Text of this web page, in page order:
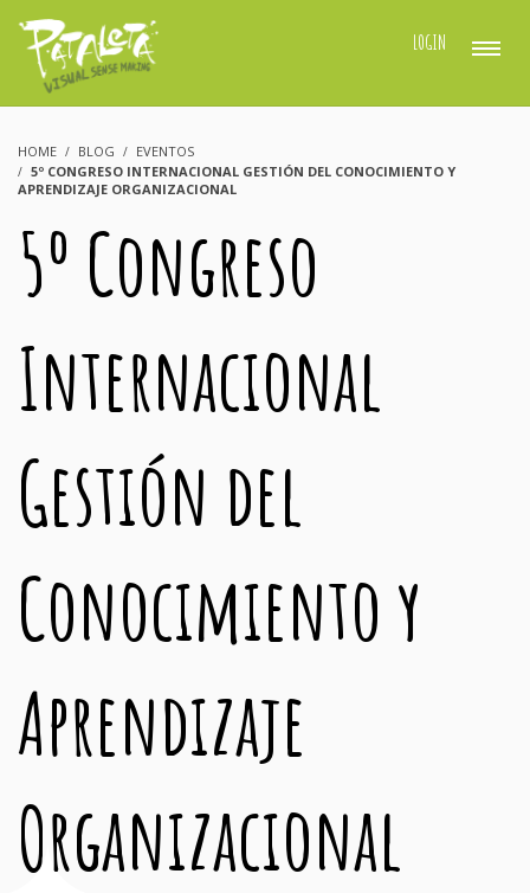
LOGIN
HOME BLOG
EVENTOS
5º CONGRESO INTERNACIONAL GESTIÓN DEL CONOCIMIENTO Y
APRENDIZAJE ORGANIZACIONAL
5º Congreso
Internacional
Gestión del
Conocimiento y
Aprendizaje
Organizacional